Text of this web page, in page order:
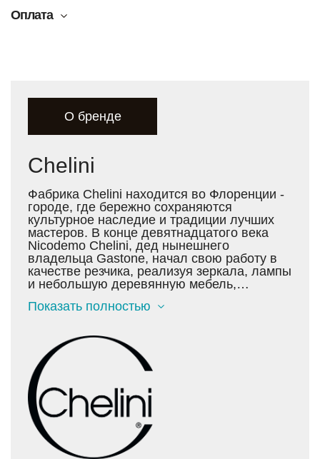
Оплата
О бренде
Chelini
Фабрика Chelini находится во Флоренции -
городе, где бережно сохраняются
культурное наследие и традиции лучших
мастеров. В конце девятнадцатого века
Nicodemo Chelini, дед нынешнего
владельцa Gastone, начал свою работу в
качестве резчика, реализуя зеркала, лампы
и небольшую деревянную мебель,
мотивов и опыт флорентийского
продолжающие эти традиции, отличаются
искусной ручной работой и аккуратностью
исполнения. Chelini находит вдохновение в
изысканности старины, в богатом семейном
наследии, ведь семья Chelini владеет
одной из известнейших антикварных
галерей в Италии, где в обширной
коллекции представлена оригинальная
мебель в стиле Людовика XV и Людовика
XVI и деревянная скульптура.
Показать полностью